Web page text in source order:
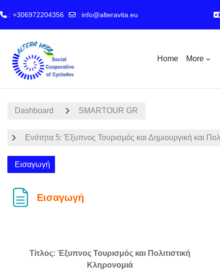
: +306972204356 : info@alteravita.eu
Home More
Dashboard SMARTOUR GR
Ενότητα 5: Έξυπνος Τουρισμός και Δημιουργική και
Εισαγωγή
Εισαγωγή
Τίτλος: Έξυπνος Τουρισμός και Πολιτιστική
Κληρονομιά